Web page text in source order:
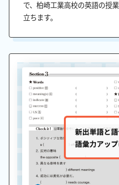
で、柏崎工業高校の英語の授
立ちます。